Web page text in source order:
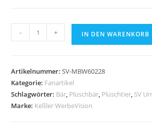
Plüschbär
"SV
Menge
- + IN DEN WARENKORB
Artikelnummer:SV-MBW60228
Kategorie: Fanartikel
Schlagwörter: Bär, Plüschbär, Plüschtier, SV
Marke: Keßler WerbeVision